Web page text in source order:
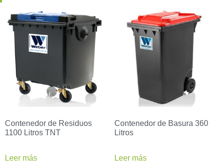
Contenedor de Residuos
1100 Litros TNT
Leer más
Contenedor de Basura 360
Litros
Leer más